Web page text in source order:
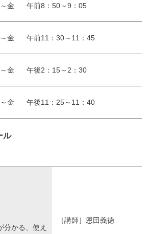
金 午前8：50～9：05
金 午前11：30～11：45
金 午後2：15～2：30
金 午後11：25～11：40
ル
分かる、使え
［講師］恩田義徳